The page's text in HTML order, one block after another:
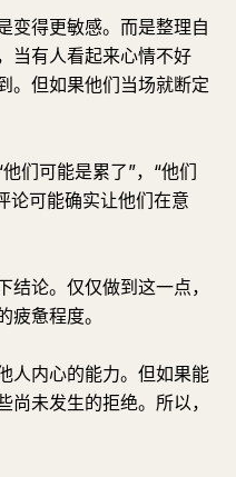
变得更敏感。而是整理自
当有人看起来心情不好
。但如果他们当场就断定
们可能是累了”，“他们
论可能确实让他们在意
论。仅仅做到这一点，
惫程度。
人内心的能力。但如果能
未发生的拒绝。所以，